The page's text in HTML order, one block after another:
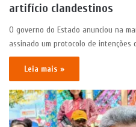
artifício clandestinos
O governo do Estado anunciou na
assinado um protocolo de intenções
Leia mais »